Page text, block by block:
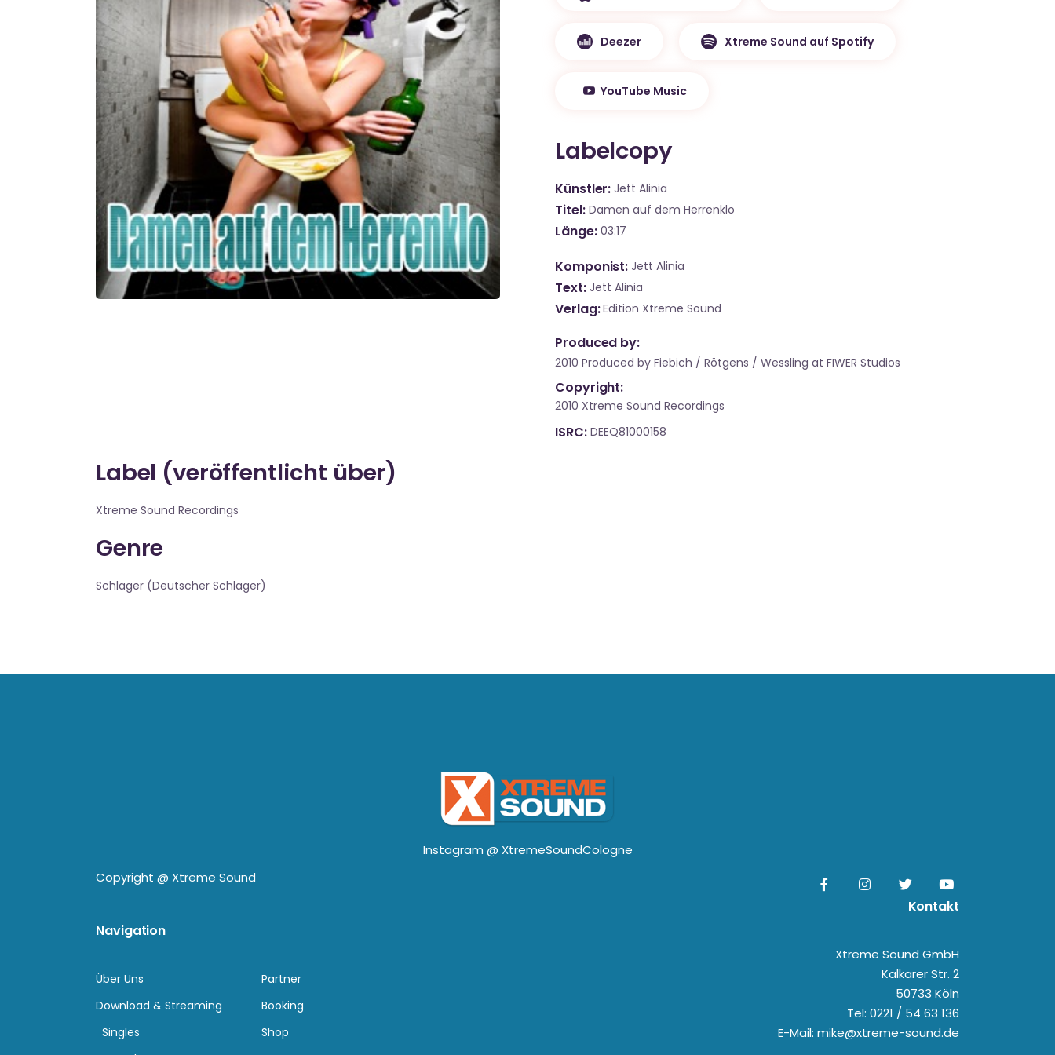
Deezer Xtreme Sound auf Spotify
YouTube Music
Labelcopy
Künstler Jett Alinia
Titel Damen auf dem Herrenklo
Länge 03:17
Komponist Jett Alinia
Text Jett Alinia
Verlag Edition Xtreme Sound
Produced by:
2010 Produced by Fiebich / Rötgens / Wessling at FIWER Studios
Copyright:
2010 Xtreme Sound Recordings
ISRC DEEQ81000158
Label (veröffentlicht über)
Xtreme Sound Recordings
Genre
Schlager (Deutscher Schlager)
Instagram @ XtremeSoundCologne
Copyright @ Xtreme Sound
Navigation
Über Uns
Download & Streaming
Singles
Partner
Booking
Shop
Kontakt
Xtreme Sound GmbH
Kalkarer Str. 2
50733 Köln
Tel: 0221 / 54 63 136
E-Mail: mike@xtreme-sound.de